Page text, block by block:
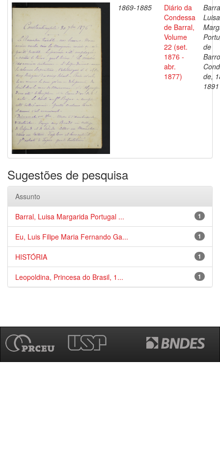
1869-1885
Diário da
Condessa
de Barral,
Volume
22 (set.
1876 -
abr.
1877)
Luisa
de
de,
1891
Sugestões de pesquisa
Assunto
1
Barral, Luisa Margarida Portugal ...
1
Eu, Luis Filipe Maria Fernando Ga...
1
HISTÓRIA
1
Leopoldina, Princesa do Brasil, 1...